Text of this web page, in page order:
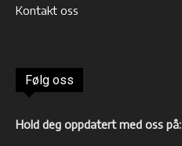
Kontakt oss
Følg oss
Hold deg oppdatert med oss på: